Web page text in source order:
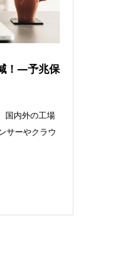
！―予兆保
国内外の工場
サーやクラウ